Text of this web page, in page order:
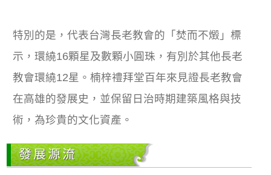
特別的是，代表台灣長老教會的「焚而不燬」標
示，環繞16顆星及數顆小圓珠，有別於其他長老
教會環繞12星。楠梓禮拜堂百年來見證長老教會
在高雄的發展史，並保留日治時期建築風格與技
術，為珍貴的文化資產。
發展源流